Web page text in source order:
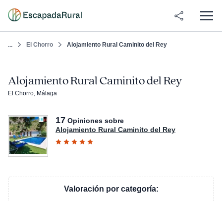
... El Chorro Alojamiento Rural Caminito del Rey
Alojamiento Rural Caminito del Rey
El Chorro, Málaga
17 Opiniones sobre
Alojamiento Rural Caminito del Rey
Valoración por categoría: